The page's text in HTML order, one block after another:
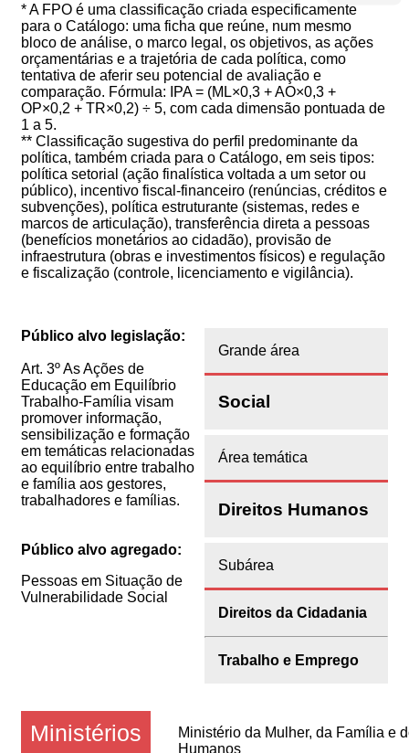
* A FPO é uma classificação criada especificamente
para o Catálogo: uma ficha que reúne, num mesmo
bloco de análise, o marco legal, os objetivos, as ações
orçamentárias e a trajetória de cada política, como
tentativa de aferir seu potencial de avaliação e
comparação. Fórmula: IPA = (ML×0,3 + AO×0,3 +
OP×0,2 + TR×0,2) ÷ 5, com cada dimensão pontuada de
1 a 5.
** Classificação sugestiva do perfil predominante da
política, também criada para o Catálogo, em seis tipos:
política setorial (ação finalística voltada a um setor ou
público), incentivo fiscal-financeiro (renúncias, créditos e
subvenções), política estruturante (sistemas, redes e
marcos de articulação), transferência direta a pessoas
(benefícios monetários ao cidadão), provisão de
infraestrutura (obras e investimentos físicos) e regulação
e fiscalização (controle, licenciamento e vigilância).
Público alvo legislação:
Art. 3º As Ações de
Educação em Equilíbrio
Trabalho-Família visam
promover informação,
sensibilização e formação
em temáticas relacionadas
ao equilíbrio entre trabalho
e família aos gestores,
trabalhadores e famílias.
Público alvo agregado:
Pessoas em Situação de
Vulnerabilidade Social
Grande área
Social
Área temática
Direitos Humanos
Subárea
Direitos da Cidadania
Trabalho e Emprego
Ministérios
Ministério da Mulher, da Família e
Humanos